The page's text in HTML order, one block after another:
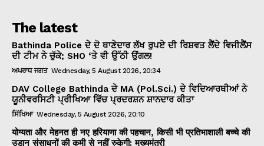
The latest
Bathinda Police ਦੇ ਦੋ ਥਾਣੇਦਾਰ ਲੱਖ ਰੁਪਏ ਦੀ ਰਿਸ਼ਵਤ ਲੈਂਦੇ ਵਿਜੀਲੈਂਸ
ਦੀ ਟੀਮ ਨੇ ਚੁੱਕੇ; SHO ‘ਤੇ ਵੀ ਉੱਠੀ ਉਂਗਲ!
ਅਪਰਾਧ ਜਗਤ Wednesday, 5 August 2026, 20:34
DAV College Bathinda ਦੇ MA (Pol.Sci.) ਦੇ ਵਿਦਿਆਰਥੀਆਂ ਨੇ
ਯੂਨੀਵਰਸਿਟੀ ਪ੍ਰੀਖਿਆ ਵਿੱਚ ਪ੍ਰਦਰਸ਼ਨ ਸ਼ਾਨਦਾਰ ਕੀਤਾ
ਸਿੱਖਿਆ Wednesday, 5 August 2026, 20:10
योग्यता और मेहनत ही नए हरियाणा की पहचान, किसी भी प्रतिभाशाली बच्चे की
उड़ान संसाधनों की कमी से नहीं रुकेगी: मुख्यमंत्री